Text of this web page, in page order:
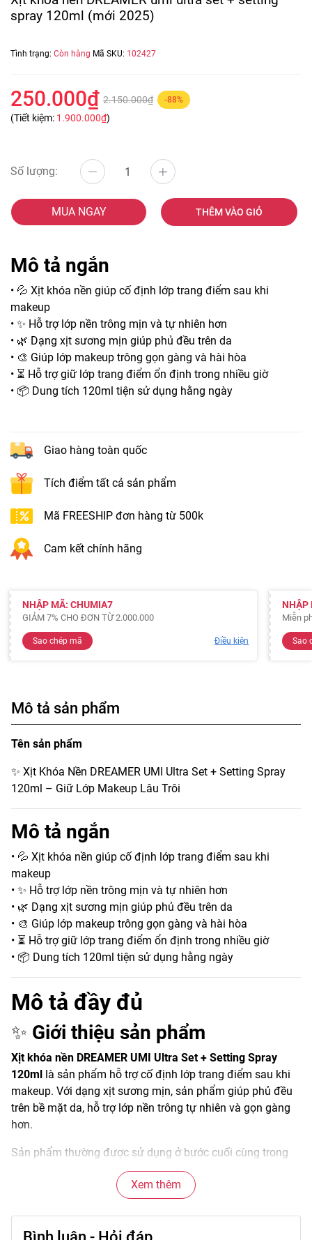
spray 120ml (mới 2025)
Tình trạng: Còn hàng Mã SKU: 102427
250.000₫ 2.150.000₫ -88%
(Tiết kiệm: 1.900.000₫)
Số lượng:
MUA NGAY THÊM VÀO GIỎ
Mô tả ngắn
• 💦 Xịt khóa nền giúp cố định lớp trang điểm sau khi
makeup
• ✨ Hỗ trợ lớp nền trông mịn và tự nhiên hơn
• 🌿 Dạng xịt sương mịn giúp phủ đều trên da
• 🎨 Giúp lớp makeup trông gọn gàng và hài hòa
• ⏳ Hỗ trợ giữ lớp trang điểm ổn định trong nhiều giờ
• 📦 Dung tích 120ml tiện sử dụng hằng ngày
Giao hàng toàn quốc
Tích điểm tất cả sản phẩm
Mã FREESHIP đơn hàng từ 500k
Cam kết chính hãng
NHẬP MÃ: CHUMIA7
GIẢM 7% CHO ĐƠN TỪ 2.000.000
Sao chép mã Điều kiện
NHẬP
Miễn
Sao
Mô tả sản phẩm
Tên sản phẩm
✨ Xịt Khóa Nền DREAMER UMI Ultra Set + Setting Spray
120ml – Giữ Lớp Makeup Lâu Trôi
Mô tả ngắn
• 💦 Xịt khóa nền giúp cố định lớp trang điểm sau khi
makeup
• ✨ Hỗ trợ lớp nền trông mịn và tự nhiên hơn
• 🌿 Dạng xịt sương mịn giúp phủ đều trên da
• 🎨 Giúp lớp makeup trông gọn gàng và hài hòa
• ⏳ Hỗ trợ giữ lớp trang điểm ổn định trong nhiều giờ
• 📦 Dung tích 120ml tiện sử dụng hằng ngày
Mô tả đầy đủ
✨ Giới thiệu sản phẩm
Xịt khóa nền DREAMER UMI Ultra Set + Setting Spray
120ml
là sản phẩm hỗ trợ cố định lớp trang điểm sau khi
makeup. Với dạng xịt sương mịn, sản phẩm giúp phủ đều
trên bề mặt da, hỗ trợ lớp nền trông tự nhiên và gọn gàng
hơn.
Sản phẩm thường được sử dụng ở bước cuối cùng trong
quy trình trang điểm để giúp lớp makeup giữ form tốt hơn
và hạn chế tình trạng lớp nền bị xê dịch.
🌟Đặc điểm nổi bật
Xem thêm